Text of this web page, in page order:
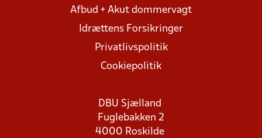
Afbud + Akut dommervagt
Idrættens Forsikringer
Privatlivspolitik
Cookiepolitik
DBU Sjælland
Fuglebakken 2
4000 Roskilde